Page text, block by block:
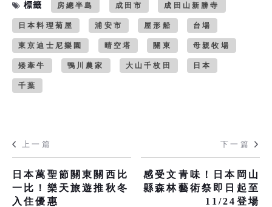
標籤 房總半島 成田市 成田山新勝寺
日本料理菊屋 浦安市 屋形船 台場
東京迪士尼樂園 晴空塔 關東 母親牧場
矮牽牛 鴨川農家 大山千枚田 日本
千葉
上一篇
日本萬聖節關東關西比
一比！樂天旅遊推秋冬
入住優惠
下一篇
感受文青味！日本岡山
縣森林藝術祭即日起至
11/24登場